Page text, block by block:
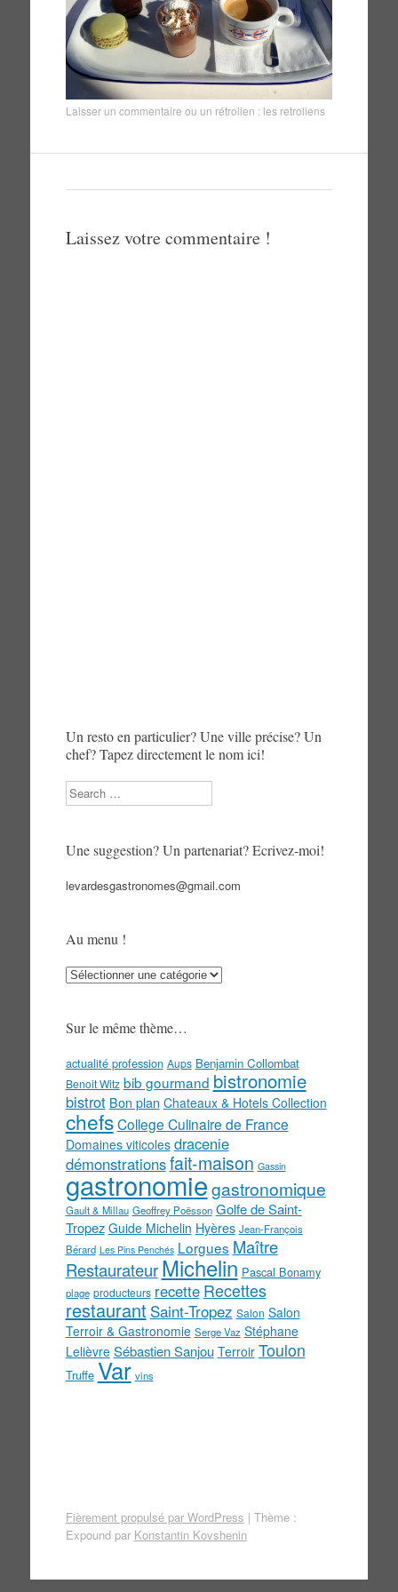
Laisser un commentaire ou un rétrolien : les retroliens
Laissez votre commentaire !
Un resto en particulier? Une ville précise? Un
chef? Tapez directement le nom ici!
Search
Une suggestion? Un partenariat? Ecrivez-moi!
levardesgastronomes@gmail.com
Au menu !
Au
Sur le même thème…
actualité profession Aups Benjamin Collombat
Benoit Witz bib gourmand bistronomie
bistrot Bon plan Chateaux & Hotels Collection
chefs College Culinaire de France
Domaines viticoles dracenie
démonstrationsfait-maison Gassin
gastronomiegastronomique
Gault & Millau Geoffrey Poësson Golfe de Saint-
Tropez Guide Michelin Hyères Jean-François
Bérard Les Pins Penchés Lorgues Maître
Restaurateur Michelin Pascal Bonamy
plage producteurs recette Recettes
restaurant Saint-Tropez Salon Salon
Terroir & Gastronomie Serge Vaz Stéphane
Lelièvre Sébastien Sanjou Terroir Toulon
Truffe Var vins
Fièrement propulsé par WordPress | Thème :
Expound par Konstantin Kovshenin